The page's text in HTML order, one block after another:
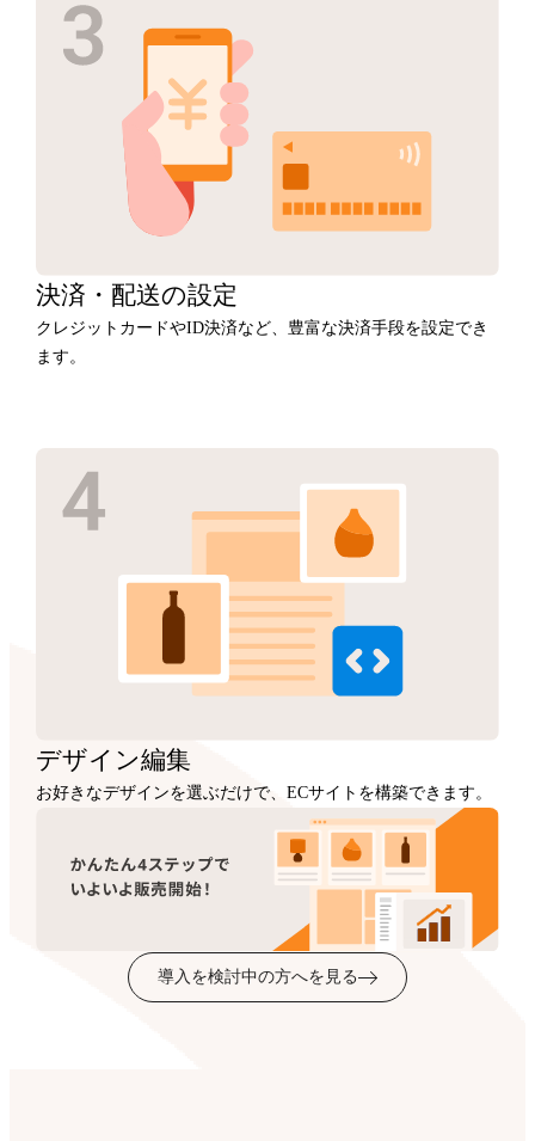
決済・ 配送の設定
クレジットカードやID決済など、豊富な決済手段を設定でき
ます。
デザイン編集
お好きなデザインを選ぶだけで、ECサイトを構築できます。
導入を検討中の方へを見る